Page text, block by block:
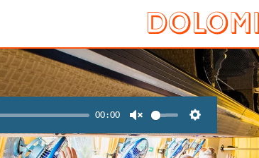
00:00
Settings